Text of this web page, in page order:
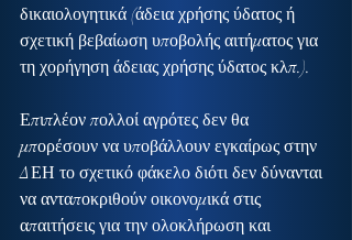
δικαιολογητικά (άδεια χρήσης ύδατος ή
σχετική βεβαίωση υποβολής αιτήματος για
τη χορήγηση άδειας χρήσης ύδατος κλπ.).
Επιπλέον πολλοί αγρότες δεν θα
μπορέσουν να υποβάλλουν εγκαίρως στην
ΔΕΗ το σχετικό φάκελο διότι δεν δύνανται
να ανταποκριθούν οικονομικά στις
απαιτήσεις για την ολοκλήρωση και